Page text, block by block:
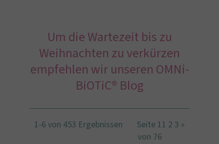
Um die Wartezeit bis zu
Weihnachten zu verkürzen
empfehlen wir unseren OMNi-
BiOTiC® Blog
1-6 von 453 Ergebnissen
Seite 1
von 76
1 2 3 »